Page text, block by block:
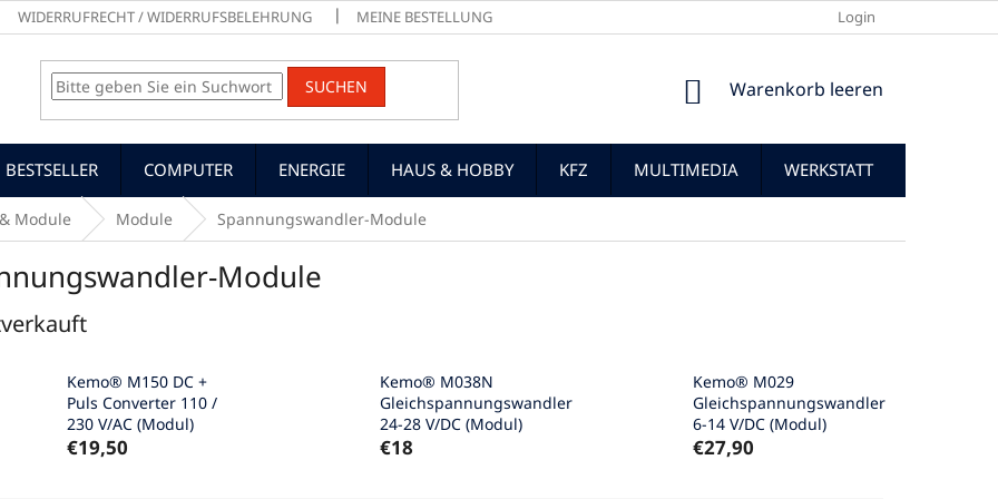
WIDERRUFRECHT / WIDERRUFSBELEHRUNG MEINE BESTELLUNG Login
SUCHEN WARENKORB
Warenkorb leeren
BESTSELLER COMPUTER ENERGIE HAUS & HOBBY KFZ MULTIMEDIA WERKSTATT
Module Module Spannungswandler-Module
Module
Kemo® M150 DC +
Puls Converter 110 /
230 V/AC (Modul)
€19,50
Kemo® M038N
Gleichspannungswandler
24-28 V/DC (Modul)
€18
Kemo® M029
Gleichspannungswandler
6-14 V/DC (Modul)
€27,90